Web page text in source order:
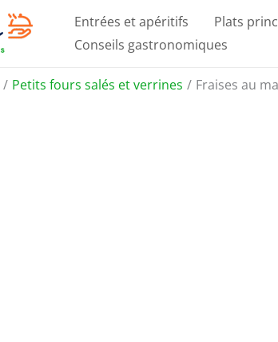
Entrées et apéritifs Plats
Conseils gastronomiques
Petits fours salés et verrines Fraises au